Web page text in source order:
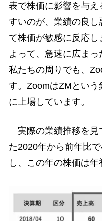
表で株価に影響を与
すいのが、業績の良
て株価が敏感に反応
よって、急速に広まっ
私たちの周りでも、
す。ZoomはZMとい
に上場しています。
実際の業績推移を見
た2020年から前年比
し、この年の株価は年